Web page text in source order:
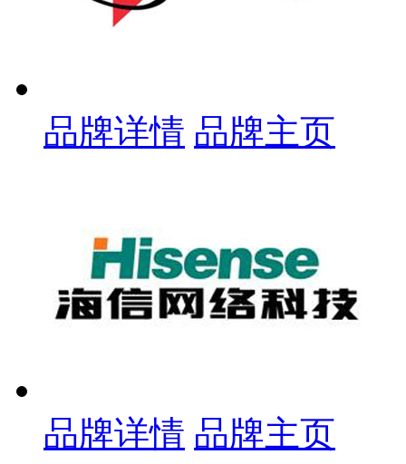
品牌详情 品牌主页
品牌详情 品牌主页